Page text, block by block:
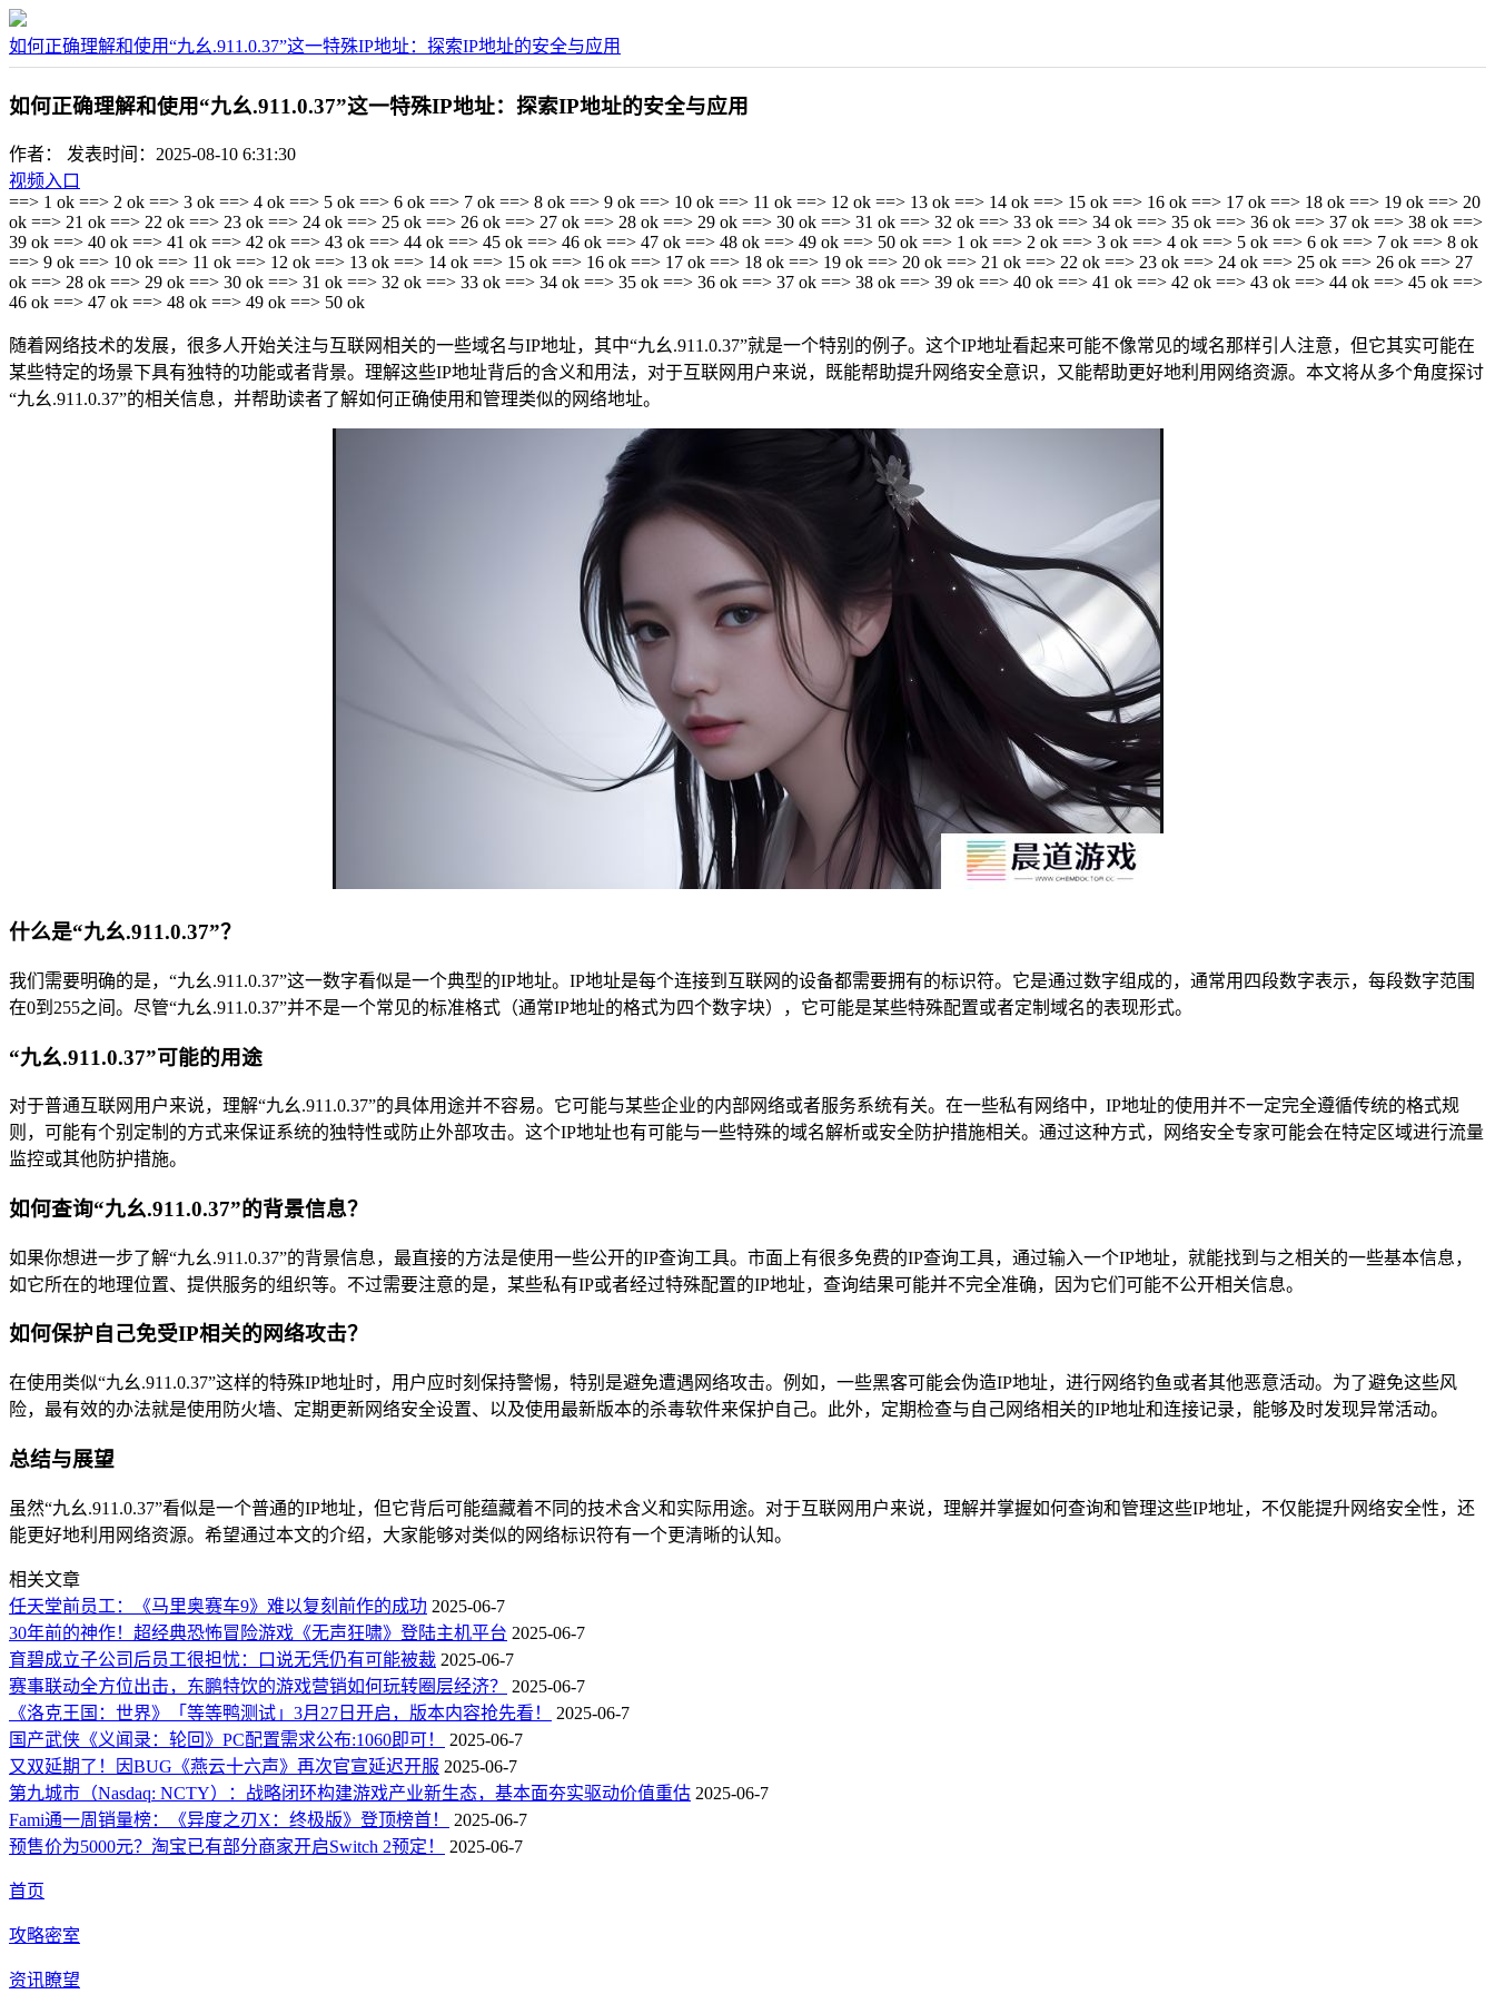
如何正确理解和使用“九幺.911.0.37”这一特殊IP地址：探索IP地址的安全与应用
如何正确理解和使用“九幺.911.0.37”这一特殊IP地址：探索IP地址的安全与应用
作者：
发表时间：2025-08-10 6:31:30
视频入口
==> 1 ok ==> 2 ok ==> 3 ok ==> 4 ok ==> 5 ok ==> 6 ok ==> 7 ok ==> 8 ok ==> 9 ok ==> 10 ok ==> 11 ok ==> 12 ok ==> 13 ok ==> 14 ok ==> 15 ok ==> 16 ok ==> 17 ok ==> 18 ok ==> 19 ok ==> 20
ok ==> 21 ok ==> 22 ok ==> 23 ok ==> 24 ok ==> 25 ok ==> 26 ok ==> 27 ok ==> 28 ok ==> 29 ok ==> 30 ok ==> 31 ok ==> 32 ok ==> 33 ok ==> 34 ok ==> 35 ok ==> 36 ok ==> 37 ok ==> 38 ok ==>
39 ok ==> 40 ok ==> 41 ok ==> 42 ok ==> 43 ok ==> 44 ok ==> 45 ok ==> 46 ok ==> 47 ok ==> 48 ok ==> 49 ok ==> 50 ok ==> 1 ok ==> 2 ok ==> 3 ok ==> 4 ok ==> 5 ok ==> 6 ok ==> 7 ok ==> 8 ok
==> 9 ok ==> 10 ok ==> 11 ok ==> 12 ok ==> 13 ok ==> 14 ok ==> 15 ok ==> 16 ok ==> 17 ok ==> 18 ok ==> 19 ok ==> 20 ok ==> 21 ok ==> 22 ok ==> 23 ok ==> 24 ok ==> 25 ok ==> 26 ok ==> 27
ok ==> 28 ok ==> 29 ok ==> 30 ok ==> 31 ok ==> 32 ok ==> 33 ok ==> 34 ok ==> 35 ok ==> 36 ok ==> 37 ok ==> 38 ok ==> 39 ok ==> 40 ok ==> 41 ok ==> 42 ok ==> 43 ok ==> 44 ok ==> 45 ok ==>
46 ok ==> 47 ok ==> 48 ok ==> 49 ok ==> 50 ok
随着网络技术的发展，很多人开始关注与互联网相关的一些域名与IP地址，其中“九幺.911.0.37”就是一个特别的例子。这个IP地址看起来可能不像常见的域名那样引人注意，但它其实可能在
某些特定的场景下具有独特的功能或者背景。理解这些IP地址背后的含义和用法，对于互联网用户来说，既能帮助提升网络安全意识，又能帮助更好地利用网络资源。本文将从多个角度探讨
“九幺.911.0.37”的相关信息，并帮助读者了解如何正确使用和管理类似的网络地址。
什么是“九幺.911.0.37”？
我们需要明确的是，“九幺.911.0.37”这一数字看似是一个典型的IP地址。IP地址是每个连接到互联网的设备都需要拥有的标识符。它是通过数字组成的，通常用四段数字表示，每段数字范围
在0到255之间。尽管“九幺.911.0.37”并不是一个常见的标准格式（通常IP地址的格式为四个数字块），它可能是某些特殊配置或者定制域名的表现形式。
“九幺.911.0.37”可能的用途
对于普通互联网用户来说，理解“九幺.911.0.37”的具体用途并不容易。它可能与某些企业的内部网络或者服务系统有关。在一些私有网络中，IP地址的使用并不一定完全遵循传统的格式规
则，可能有个别定制的方式来保证系统的独特性或防止外部攻击。这个IP地址也有可能与一些特殊的域名解析或安全防护措施相关。通过这种方式，网络安全专家可能会在特定区域进行流量
监控或其他防护措施。
如何查询“九幺.911.0.37”的背景信息？
如果你想进一步了解“九幺.911.0.37”的背景信息，最直接的方法是使用一些公开的IP查询工具。市面上有很多免费的IP查询工具，通过输入一个IP地址，就能找到与之相关的一些基本信息，
如它所在的地理位置、提供服务的组织等。不过需要注意的是，某些私有IP或者经过特殊配置的IP地址，查询结果可能并不完全准确，因为它们可能不公开相关信息。
如何保护自己免受IP相关的网络攻击？
在使用类似“九幺.911.0.37”这样的特殊IP地址时，用户应时刻保持警惕，特别是避免遭遇网络攻击。例如，一些黑客可能会伪造IP地址，进行网络钓鱼或者其他恶意活动。为了避免这些风
险，最有效的办法就是使用防火墙、定期更新网络安全设置、以及使用最新版本的杀毒软件来保护自己。此外，定期检查与自己网络相关的IP地址和连接记录，能够及时发现异常活动。
总结与展望
虽然“九幺.911.0.37”看似是一个普通的IP地址，但它背后可能蕴藏着不同的技术含义和实际用途。对于互联网用户来说，理解并掌握如何查询和管理这些IP地址，不仅能提升网络安全性，还
能更好地利用网络资源。希望通过本文的介绍，大家能够对类似的网络标识符有一个更清晰的认知。
相关文章
任天堂前员工：《马里奥赛车9》难以复刻前作的成功 2025-06-7
30年前的神作！超经典恐怖冒险游戏《无声狂啸》登陆主机平台 2025-06-7
育碧成立子公司后员工很担忧：口说无凭仍有可能被裁 2025-06-7
赛事联动全方位出击，东鹏特饮的游戏营销如何玩转圈层经济？
2025-06-7
《洛克王国：世界》「等等鸭测试」3月27日开启，版本内容抢先看！
2025-06-7
国产武侠《义闻录：轮回》PC配置需求公布:1060即可！
2025-06-7
又双延期了！因BUG《燕云十六声》再次官宣延迟开服 2025-06-7
第九城市（Nasdaq: NCTY）：战略闭环构建游戏产业新生态，基本面夯实驱动价值重估 2025-06-7
Fami通一周销量榜：《异度之刃X：终极版》登顶榜首！
2025-06-7
预售价为5000元？淘宝已有部分商家开启Switch 2预定！
2025-06-7
首页
攻略密室
资讯瞭望